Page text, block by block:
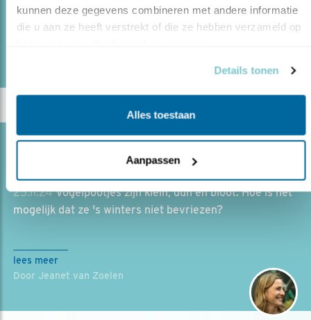
kunnen deze gegevens combineren met andere informatie
die u aan ze heeft verstrekt of die ze hebben verzameld op
Details tonen
Alles toestaan
Aanpassen
Blog
WAAROM BEVRIEZEN VOGELPOTEN NIET?
25.11.24Vogelpootjes zijn klein, dun en bloot. Hoe is het
mogelijk dat ze 's winters niet bevriezen?
lees meer
Door Jeanet van Zoelen